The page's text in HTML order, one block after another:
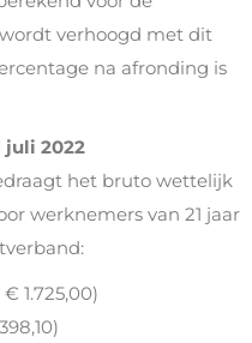
wordt verhoogd met dit
na afronding is
2022
het bruto wettelijk
werknemers van 21 jaar
1.725,00)